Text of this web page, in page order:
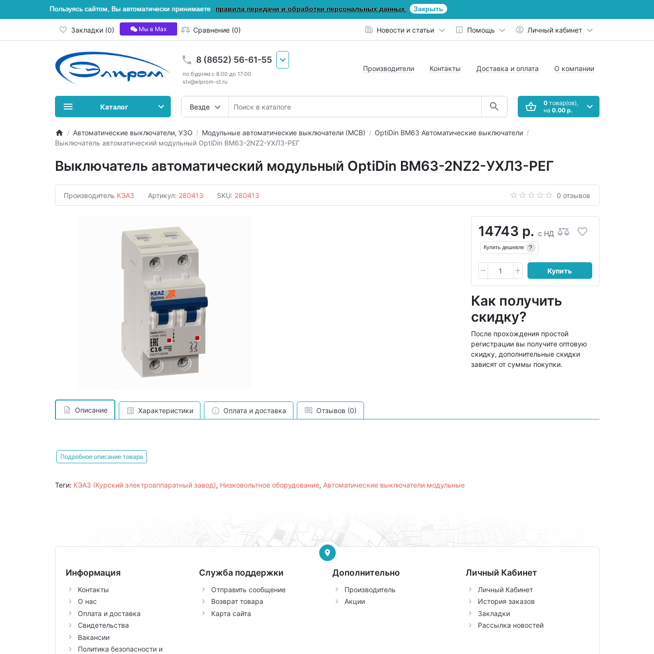
Пользуясь сайтом, Вы автоматически принимаете правила передачи и обработки персональных данных Закрыть
Закладки (0) Мы в Мах Сравнение (0) Новости и статьи Помощь Личный кабинет
8 (8652) 56-61-55
по будням с 8:00 до 17:00
stv@elprom-st.ru
Везде
Производители Контакты Доставка и оплата О компании
0товар(ов),
на 0.00 р.
Каталог
Автоматические выключатели, УЗО Модульные автоматические выключатели (МСВ)
OptiDin ВМ63 Автоматические выключатели
Выключатель автоматический модульный OptiDin BM63-2NZ2-УХЛ3-РЕГ
Выключатель автоматический модульный OptiDin BM63-2NZ2-УХЛ3-РЕГ
Производитель КЭАЗ Артикул: 280413 SKU: 280413 0 отзывов
14743 р. с НДС
Купить дешевле ?
Купить
Как получить
скидку?
После прохождения простой
регистрации вы получите оптовую
скидку, дополнительные скидки
зависят от суммы покупки.
Описание Характеристики Оплата и доставка Отзывов (0)
Подробное описание товара
Теги: КЭАЗ (Курский электроаппаратный завод), Низковольтное оборудование, Автоматические выключатели модульные
Информация
Контакты
О нас
Оплата и доставка
Свидетельства
Вакансии
Политика безопасности и
Служба поддержки
Отправить сообщение
Возврат товара
Карта сайта
Дополнительно
Производитель
Акции
Личный Кабинет
Личный Кабинет
История заказов
Закладки
Рассылка новостей